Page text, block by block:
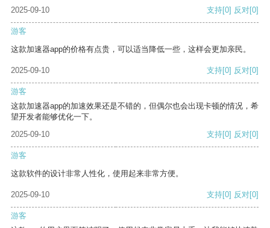
2025-09-10
支持[0] 反对[0]
游客
这款加速器app的价格有点贵，可以适当降低一些，这样会更加亲民。
2025-09-10 支持[0] 反对[0]
游客
这款加速器app的加速效果还是不错的，但偶尔也会出现卡顿的情况，希
望开发者能够优化一下。
2025-09-10
支持[0] 反对[0]
游客
这款软件的设计非常人性化，使用起来非常方便。
2025-09-10 支持[0] 反对[0]
游客